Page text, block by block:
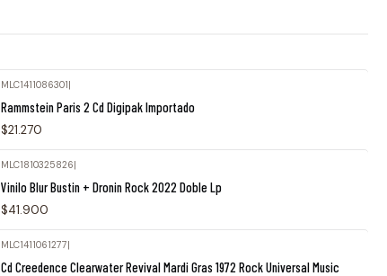
MLC1411086301|
Rammstein Paris 2 Cd Digipak Importado
$21.270
MLC1810325826|
Vinilo Blur Bustin + Dronin Rock 2022 Doble Lp
$41.900
MLC1411061277
Cd Creedence Clearwater Revival Mardi Gras 1972 Rock Universal Music